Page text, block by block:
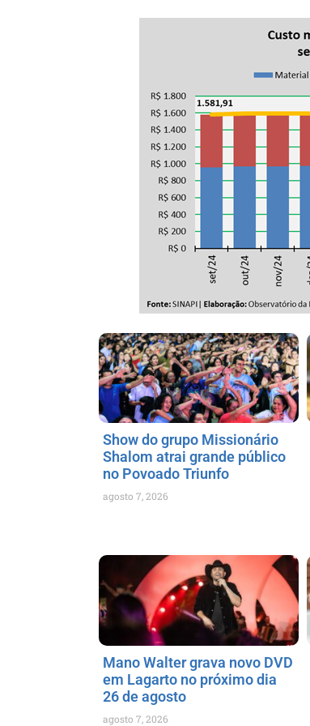
Show do grupo Missionário
Shalom atrai grande público
no Povoado Triunfo
agosto 7, 2026
Mano Walter grava novo DVD
em Lagarto no próximo dia
26 de agosto
agosto 7, 2026